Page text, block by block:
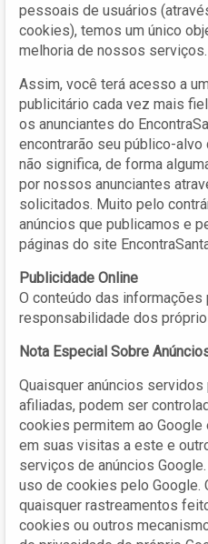
pessoais de usuários
cookies), temos um único
melhoria de nossos serviços.
Assim, você terá acesso a
publicitário cada vez mais
os anunciantes do
encontrarão seu público-
não significa, de forma
por nossos anunciantes
solicitados. Muito pelo
anúncios que publicamos e
páginas do site
Publicidade Online
O conteúdo das
responsabilidade dos
Nota Especial Sobre
Quaisquer anúncios
afiliadas, podem ser
cookies permitem ao
em suas visitas a este e
serviços de anúncios
uso de cookies pelo Google.
quaisquer rastreamentos
cookies ou outros